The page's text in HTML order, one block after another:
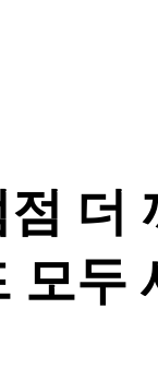
더
모두